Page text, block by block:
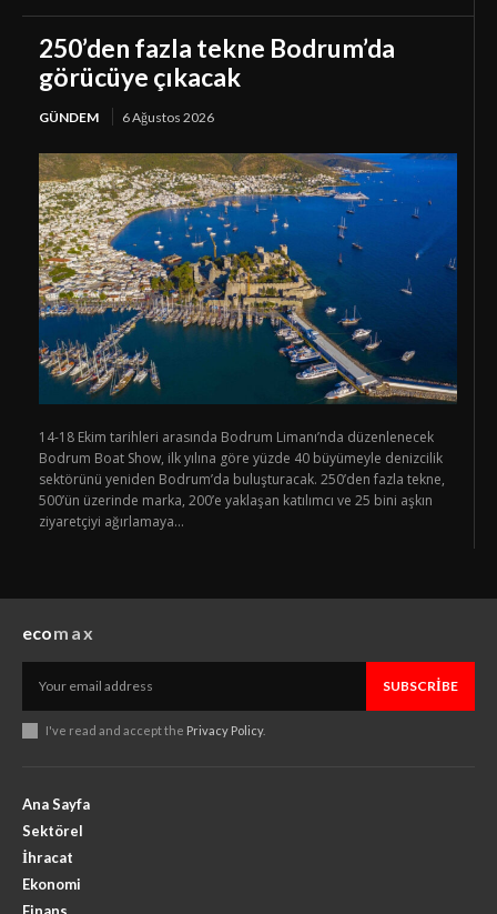
250’den fazla tekne Bodrum’da
görücüye çıkacak
GÜNDEM 6 Ağustos 2026
14-18 Ekim tarihleri arasında Bodrum Limanı’nda düzenlenecek
Bodrum Boat Show, ilk yılına göre yüzde 40 büyümeyle denizcilik
sektörünü yeniden Bodrum’da buluşturacak. 250’den fazla tekne,
500’ün üzerinde marka, 200’e yaklaşan katılımcı ve 25 bini aşkın
ziyaretçiyi ağırlamaya...
ecomax
SUBSCRIBE
I've read and accept the Privacy Policy.
Ana Sayfa
Sektörel
İhracat
Ekonomi
Finans